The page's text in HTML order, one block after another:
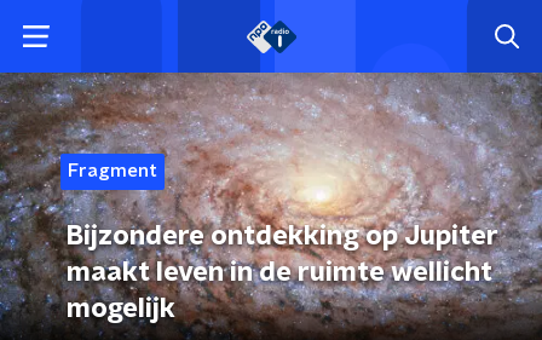
Fragment
Bijzondere ontdekking op Jupiter
maakt leven in de ruimte wellicht
mogelijk